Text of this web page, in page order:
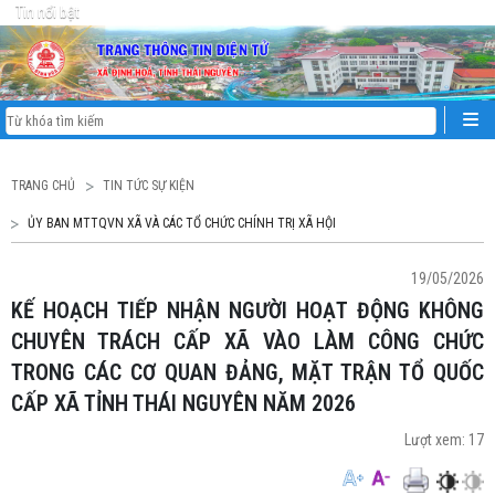
Tin nổi bật
TRANG CHỦ TIN TỨC SỰ KIỆN
ỦY BAN MTTQVN XÃ VÀ CÁC TỔ CHỨC CHÍNH TRỊ XÃ HỘI
19/05/2026
KẾ HOẠCH TIẾP NHẬN NGƯỜI HOẠT ĐỘNG KHÔNG
CHUYÊN TRÁCH CẤP XÃ VÀO LÀM CÔNG CHỨC
TRONG CÁC CƠ QUAN ĐẢNG, MẶT TRẬN TỔ QUỐC
CẤP XÃ TỈNH THÁI NGUYÊN NĂM 2026
Lượt xem: 17